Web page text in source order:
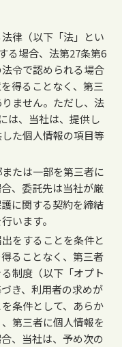
律（以下「法」とい
る場合、法第27条第6
令で認められる場合
得ることなく、第三
ません。ただし、法
は、当社は、提供し
た個人情報の項目等
たは一部を第三者に
、委託先は当社が厳
に関する契約を締結
います。
をすることを条件と
ることなく、第三者
制度（以下「オプト
き、利用者の求めが
条件として、あらか
第三者に個人情報を
、当社は、予め次の